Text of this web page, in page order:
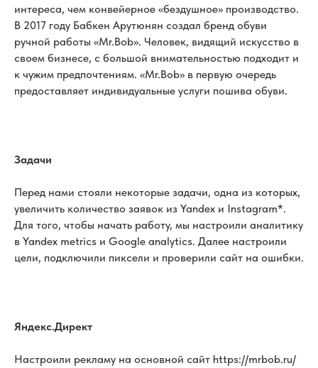
интереса, чем конвейерное «бездушное» производство.
В 2017 году Бабкен Арутюнян создал бренд обуви
ручной работы «Mr.Bob». Человек, видящий искусство в
своем бизнесе, с большой внимательностью подходит и
к чужим предпочтениям. «Mr.Bob» в первую очередь
предоставляет индивидуальные услуги пошива обуви.
Задачи
Перед нами стояли некоторые задачи, одна из которых,
увеличить количество заявок из Yandex и Instagram*.
Для того, чтобы начать работу, мы настроили аналитику
в Yandex metrics и Google analytics. Далее настроили
цели, подключили пиксели и проверили сайт на ошибки.
Яндекс.Директ
Настроили рекламу на основной сайт https://mrbob.ru/